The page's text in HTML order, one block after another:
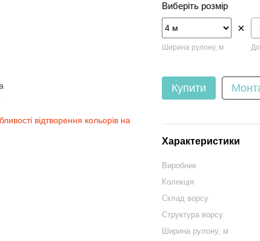
відтворення кольорів на
Виберіть розмір
Ширина рулону, м
×
Купити
Характеристики
Виробник
Колекція
Склад ворсу
Структура ворсу
Ширина рулону, м